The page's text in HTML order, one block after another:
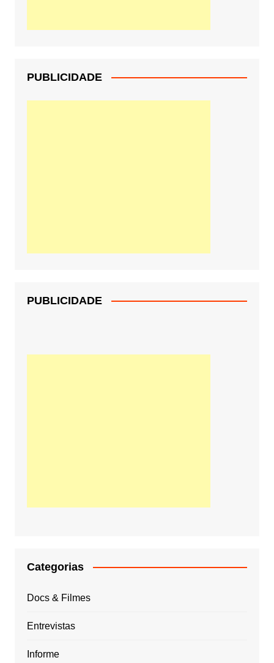
PUBLICIDADE
PUBLICIDADE
Categorias
Docs & Filmes
Entrevistas
Informe